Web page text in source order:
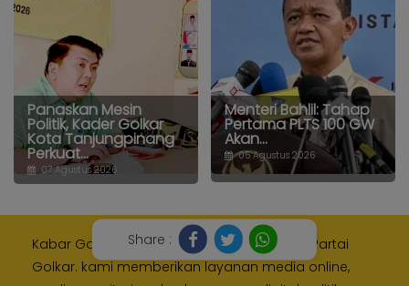
Share :
Panaskan Mesin
Politik, Kader Golkar
Kota Tanjungpinang
Perkuat...
07 Agustus 2026
Menteri Bahlil: Tahap
Pertama PLTS 100 GW
Akan...
05 Agustus 2026
Kabar Golkar adalah media resmi Internal Partai
Golkar. kami memberikan layanan media online,